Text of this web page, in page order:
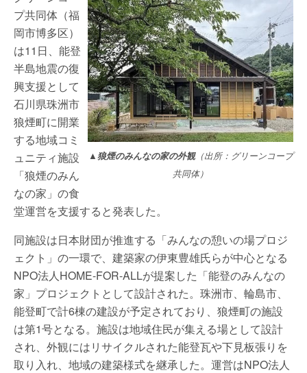
▲狼煙のみんなの家の外観（出所：グリーンコープ
共同体）
プ共同体（福
岡市博多区）
は11日、能登
半島地震の復
興支援として
石川県珠洲市
狼煙町に開業
する地域コミ
ュニティ施設
「狼煙のみん
なの家」の食
堂運営を支援すると発表した。
同施設は日本財団が推進する「みんなの憩いの場プロジ
ェクト」の一環で、建築家の伊東豊雄氏らが中心となる
NPO法人HOME-FOR-ALLが提案した「能登のみんなの
家」プロジェクトとして設計された。珠洲市、輪島市、
能登町で計6棟の建設が予定されており、狼煙町の施設
は第1号となる。施設は地域住民が集える場として設計
され、外観にはリサイクルされた能登瓦や下見板張りを
取り入れ、地域の建築様式を継承した。運営はNPO法人